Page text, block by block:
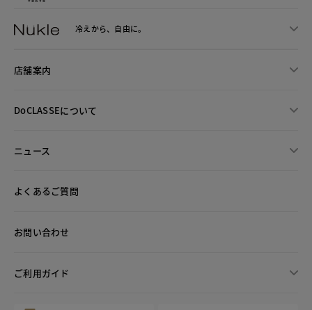
冷えから、 自由に。
店舗案内
DoCLASSEについて
ニュース
よくあるご質問
お問い合わせ
ご利用ガイド